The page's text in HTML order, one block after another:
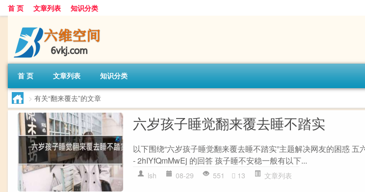
首 页 文章列表 知识分类
首 页 文章列表 知识分类
> 有关“翻来覆去”的文章
六岁孩子睡觉翻来覆去睡不踏实
以下围绕“六岁孩子睡觉翻来覆去睡不踏实”主题解决网友的困惑
- 2hIYfQmMwEj 的回答 孩子睡不安稳一般有以下...
lsh 08-29 551 13 文章列表